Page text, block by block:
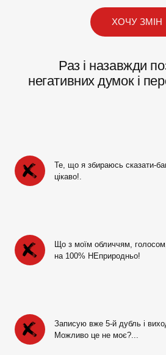
ХОЧУ ЗМІН
Раз і назавжди
негативних думок і
Те, що я збираюсь сказати-
цікаво!.
Що з моїм обличчям,
на 100% НЕприродньо!
Записую вже 5-й дубль і
Можливо це не моє?...